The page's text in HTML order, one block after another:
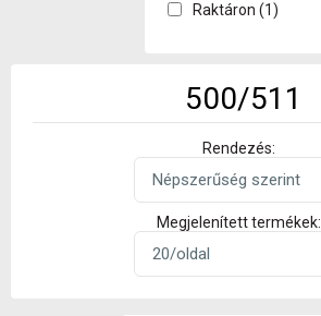
Raktáron (1)
500/511
Rendezés:
Megjelenített termékek: